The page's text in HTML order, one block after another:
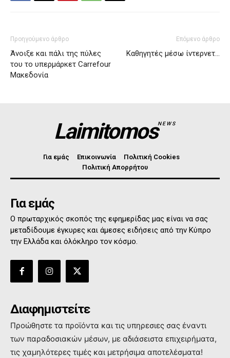
Προηγούμενο άρθρο
Άνοιξε και πάλι της πύλες
του το υπερμάρκετ Carrefour
Μακεδονία
Επόμενο άρθρο
Καθηγητές μέσω ίντερνετ…
LaimitomosNEWS
Για εμάς Επικοινωνία
Πολιτική Cookies
Πολιτική Απορρήτου
Για εμάς
Ο πρωταρχικός σκοπός της εφημερίδας μας είναι να σας
μεταδίδουμε έγκυρες και άμεσες ειδήσεις από την Κύπρο
την Ελλάδα και όλόκληρο τον κόσμο.
Διαφημιστείτε
Προώθηστε τα προϊόντα και τις υπηρεσιες σας έναντι
των παραδοσιακών μέσων, με αδιάσειστα επιχειρήματα,
τις χαμηλότερες τιμές και μετρήσιμα αποτελέσματα!